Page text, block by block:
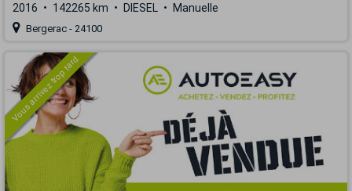
2016 142265 km DIESEL Manuelle
Bergerac - 24100
Vous arrivez trop tard